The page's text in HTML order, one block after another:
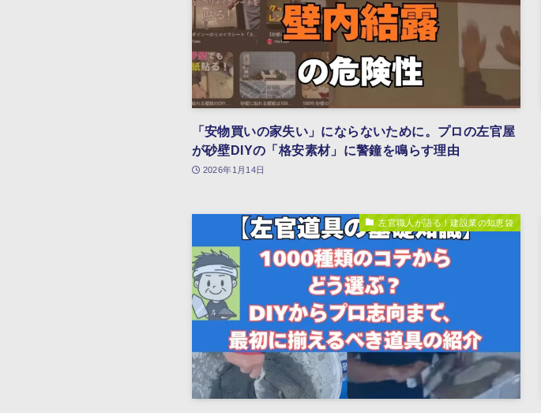
「安物買いの家失い」にならないために。プロの左官屋
が砂壁DIYの「格安素材」に警鐘を鳴らす理由
2026年1月14日
左官職人が語る！建設業の知恵袋